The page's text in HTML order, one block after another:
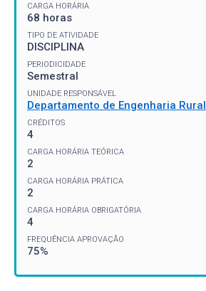
CARGA HORÁRIA
68 horas
TIPO DE ATIVIDADE
DISCIPLINA
PERIODICIDADE
Semestral
UNIDADE RESPONSÁVEL
Departamento de Engenharia Rural
CRÉDITOS
4
CARGA HORÁRIA TEÓRICA
2
CARGA HORÁRIA PRÁTICA
2
CARGA HORÁRIA OBRIGATÓRIA
4
FREQUÊNCIA APROVAÇÃO
75%